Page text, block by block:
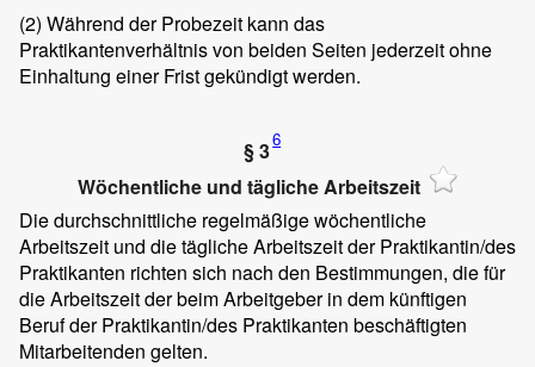
(2) Während der Probezeit kann das
Praktikantenverhältnis von beiden Seiten jederzeit ohne
Einhaltung einer Frist gekündigt werden.
§ 36
Wöchentliche und tägliche Arbeitszeit
Die durchschnittliche regelmäßige wöchentliche
Arbeitszeit und die tägliche Arbeitszeit der Praktikantin/des
Praktikanten richten sich nach den Bestimmungen, die für
die Arbeitszeit der beim Arbeitgeber in dem künftigen
Beruf der Praktikantin/des Praktikanten beschäftigten
Mitarbeitenden gelten.